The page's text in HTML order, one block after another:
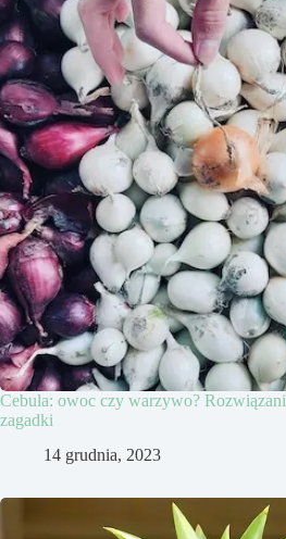
Cebula: owoc czy warzywo?
zagadki
14 grudnia, 2023